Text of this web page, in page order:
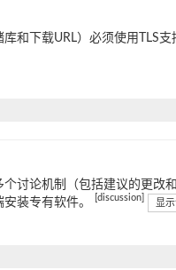
和下载URL）必须使用TLS支
讨论机制（包括建议的更改
装专有软件。
[discussion] 显